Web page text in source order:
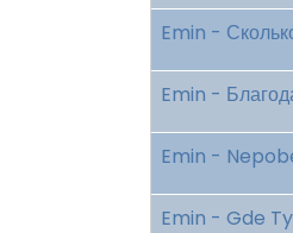
Emin -
Emin -
Emin -
Emin - Gde